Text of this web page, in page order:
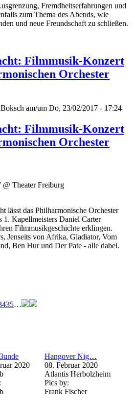
Fremdheitserfahrungen und
zum Thema des Abends, wie
und neue Freundschaft zu schließen.
Filmmusik-Konzert
Orchester
am/um Do, 23/02/2017 - 17:24
Filmmusik-Konzert
Orchester
@ Theater Freiburg
lässt das Philharmonische Orchester
1. Kapellmeisters Daniel Carter
Filmmusikgeschichte erklingen.
Jenseits von Afrika, Gladiator, Vom
Ben Hur und Der Pate - alle dabei.
35…
2020
Hangover Nig…
08. Februar 2020
Atlantis Herbolzheim
Pics by:
Frank Fischer